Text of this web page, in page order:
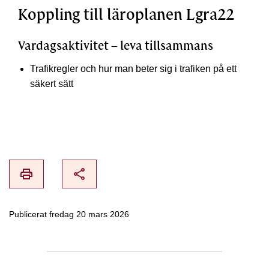
Koppling till läroplanen Lgra22
Vardagsaktivitet – leva tillsammans
Trafikregler och hur man beter sig i trafiken på ett
säkert sätt
print share
Publicerat fredag 20 mars 2026